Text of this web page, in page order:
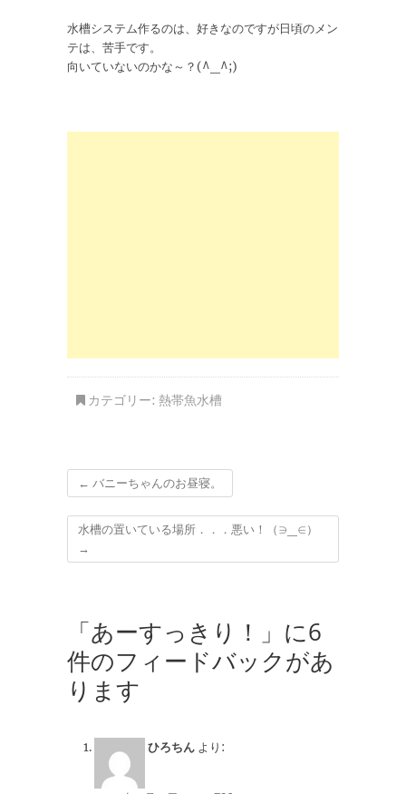
水槽システム作るのは、好きなのですが日頃のメン
テは、苦手です。
向いていないのかな～？(^_^;)
カテゴリー: 熱帯魚水槽
← バニーちゃんのお昼寝。
水槽の置いている場所．．．悪い！（∋_∈）
→
「あーすっきり！」に6
件のフィードバックがあ
ります
ひろちん より: